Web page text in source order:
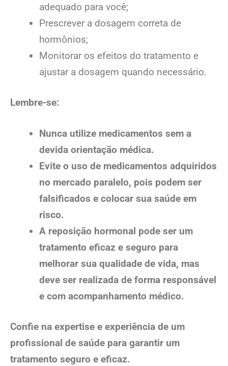
adequado para você;
Prescrever a dosagem correta de
hormônios;
Monitorar os efeitos do tratamento e
ajustar a dosagem quando necessário.
Lembre-se:
Nunca utilize medicamentos sem a
devida orientação médica.
Evite o uso de medicamentos adquiridos
no mercado paralelo, pois podem ser
falsificados e colocar sua saúde em
risco.
A reposição hormonal pode ser um
tratamento eficaz e seguro para
melhorar sua qualidade de vida, mas
deve ser realizada de forma responsável
e com acompanhamento médico.
Confie na expertise e experiência de um
profissional de saúde para garantir um
tratamento seguro e eficaz.